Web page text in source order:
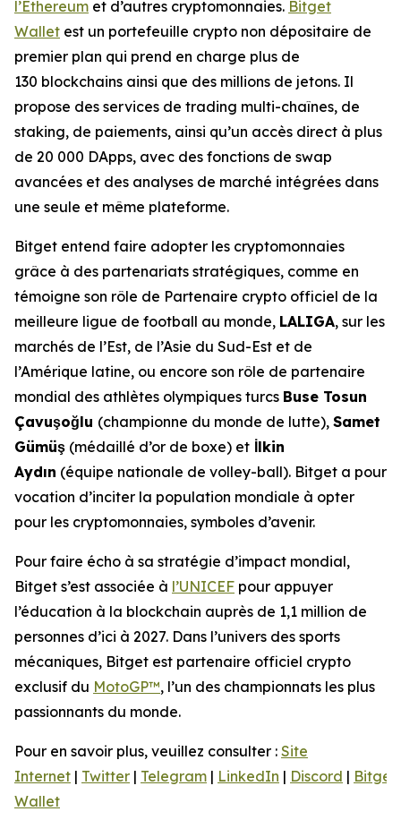
l’Ethereum et d’autres cryptomonnaies. Bitget
Wallet est un portefeuille crypto non dépositaire de
premier plan qui prend en charge plus de
130 blockchains ainsi que des millions de jetons. Il
propose des services de trading multi-chaînes, de
staking, de paiements, ainsi qu’un accès direct à plus
de 20 000 DApps, avec des fonctions de swap
avancées et des analyses de marché intégrées dans
une seule et même plateforme.
Bitget entend faire adopter les cryptomonnaies
grâce à des partenariats stratégiques, comme en
témoigne son rôle de Partenaire crypto officiel de la
meilleure ligue de football au monde, LALIGA, sur les
marchés de l’Est, de l’Asie du Sud-Est et de
l’Amérique latine, ou encore son rôle de partenaire
mondial des athlètes olympiques turcs Buse Tosun
Çavuşoğlu (championne du monde de lutte), Samet
Gümüş (médaillé d’or de boxe) et İlkin
Aydın (équipe nationale de volley-ball). Bitget a pour
vocation d’inciter la population mondiale à opter
pour les cryptomonnaies, symboles d’avenir.
Pour faire écho à sa stratégie d’impact mondial,
Bitget s’est associée à l’UNICEF pour appuyer
l’éducation à la blockchain auprès de 1,1 million de
personnes d’ici à 2027. Dans l’univers des sports
mécaniques, Bitget est partenaire officiel crypto
exclusif du MotoGP™, l’un des championnats les plus
passionnants du monde.
Pour en savoir plus, veuillez consulter : Site
Internet | Twitter | Telegram | LinkedIn | Discord | Bitget
Wallet